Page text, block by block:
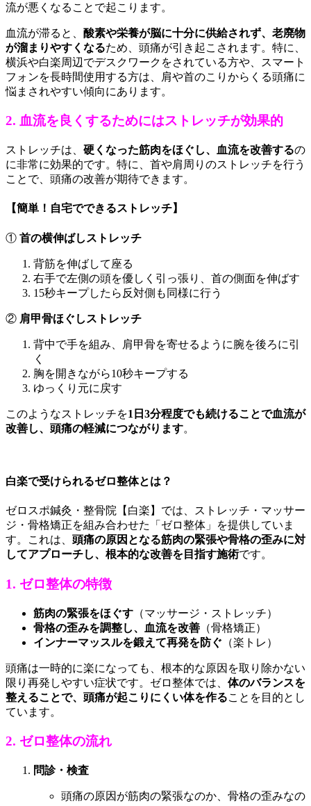
流が悪くなることで起こります。
血流が滞ると、 酸素や栄養が脳に十分に供給されず、老廃物
が溜まりやすくなるため、頭痛が引き起こされます。特に、
横浜や白楽周辺でデスクワークをされている方や、スマート
フォンを長時間使用する方は、肩や首のこりからくる頭痛に
悩まされやすい傾向にあります。
2. 血流を良くするためにはストレッチが効果的
ストレッチは、 硬くなった筋肉をほぐし、血流を改善するの
に非常に効果的です。特に、首や肩周りのストレッチを行う
ことで、頭痛の改善が期待できます。
【簡単！自宅でできるストレッチ】
① 首の横伸ばしストレッチ
背筋を伸ばして座る
右手で左側の頭を優しく引っ張り、首の側面を伸ばす
15秒キープしたら反対側も同様に行う
② 肩甲骨ほぐしストレッチ
背中で手を組み、肩甲骨を寄せるように腕を後ろに引
く
胸を開きながら10秒キープする
ゆっくり元に戻す
このようなストレッチを1日3分程度でも続けることで血流が
改善し、頭痛の軽減につながります。
白楽で受けられるゼロ整体とは？
ゼロスポ鍼灸・整骨院【白楽】では、ストレッチ・マッサー
ジ・骨格矯正を組み合わせた「ゼロ整体」を提供していま
す。これは、 頭痛の原因となる筋肉の緊張や骨格の歪みに対
してアプローチし、根本的な改善を目指す施術です。
1. ゼロ整体の特徴
筋肉の緊張をほぐす （マッサージ・ストレッチ）
骨格の歪みを調整し、血流を改善 （骨格矯正）
インナーマッスルを鍛えて再発を防ぐ （楽トレ）
頭痛は一時的に楽になっても、根本的な原因を取り除かない
限り再発しやすい症状です。ゼロ整体では、 体のバランスを
整えることで、頭痛が起こりにくい体を作ることを目的とし
ています。
2. ゼロ整体の流れ
問診・検査
頭痛の原因が筋肉の緊張なのか、骨格の歪みなの